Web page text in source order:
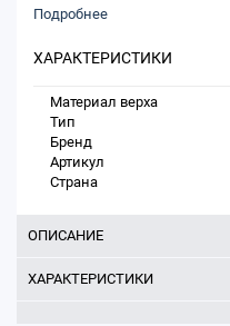
Подробнее
ХАРАКТЕРИСТИКИ
Материал верха
Тип
Бренд
Артикул
Страна
ОПИСАНИЕ
ХАРАКТЕРИСТИКИ